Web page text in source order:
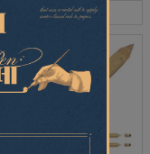
15%